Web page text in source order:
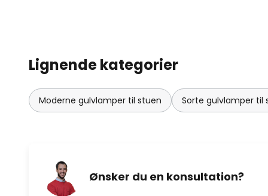
Lignende kategorier
Moderne gulvlamper til stuen Sorte gulvlamper til
Ønsker du en konsultation?